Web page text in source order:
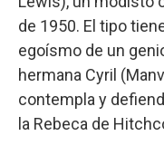
de 1950. El tipo
egoísmo de un
hermana Cyril
contempla y
la Rebeca de